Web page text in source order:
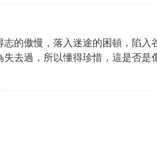
的傲慢，落入迷途的困頓，陷入
去過，所以懂得珍惜，這是否是